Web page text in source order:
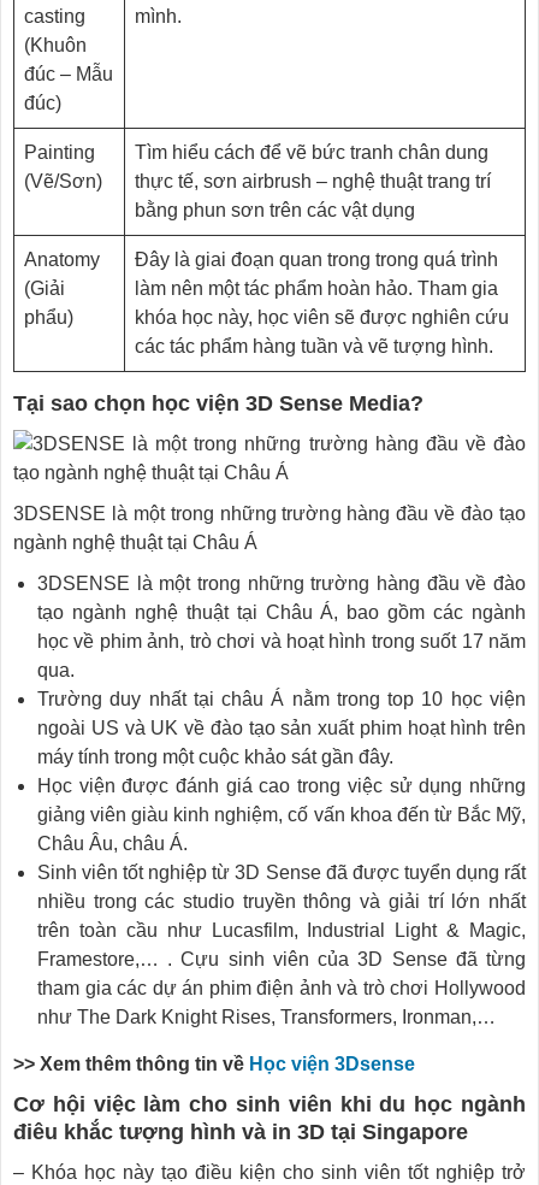
casting
(Khuôn
đúc – Mẫu
đúc)
mình.
Painting
(Vẽ/Sơn)
Tìm hiểu cách để vẽ bức tranh chân dung
thực tế, sơn airbrush – nghệ thuật trang trí
bằng phun sơn trên các vật dụng
Anatomy
(Giải
phẩu)
Đây là giai đoạn quan trong trong quá trình
làm nên một tác phẩm hoàn hảo. Tham gia
khóa học này, học viên sẽ được nghiên cứu
các tác phẩm hàng tuần và vẽ tượng hình.
Tại sao chọn học viện 3D Sense Media?
3DSENSE là một trong những trường hàng đầu về đào tạo
ngành nghệ thuật tại Châu Á
3DSENSE là một trong những trường hàng đầu về đào
tạo ngành nghệ thuật tại Châu Á, bao gồm các ngành
học về phim ảnh, trò chơi và hoạt hình trong suốt 17 năm
qua.
Trường duy nhất tại châu Á nằm trong top 10 học viện
ngoài US và UK về đào tạo sản xuất phim hoạt hình trên
máy tính trong một cuộc khảo sát gần đây.
Học viện được đánh giá cao trong việc sử dụng những
giảng viên giàu kinh nghiệm, cố vấn khoa đến từ Bắc Mỹ,
Châu Âu, châu Á.
Sinh viên tốt nghiệp từ 3D Sense đã được tuyển dụng rất
nhiều trong các studio truyền thông và giải trí lớn nhất
trên toàn cầu như Lucasfilm, Industrial Light & Magic,
Framestore,… . Cựu sinh viên của 3D Sense đã từng
tham gia các dự án phim điện ảnh và trò chơi Hollywood
như The Dark Knight Rises, Transformers, Ironman,…
>> Xem thêm thông tin về Học viện 3Dsense
Cơ hội việc làm cho sinh viên khi du học ngành
điêu khắc tượng hình và in 3D tại Singapore
– Khóa học này tạo điều kiện cho sinh viên tốt nghiệp trở